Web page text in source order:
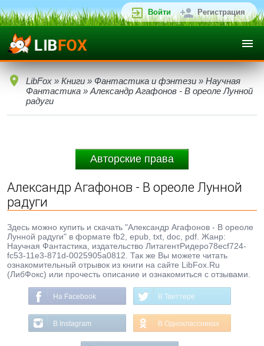
Войти Регистрация
LibFox » Книги » Фантастика и фэнтези » Научная
Фантастика » Александр Агафонов - В ореоле Лунной
радуги
Авторские права
Александр Агафонов - В ореоле Лунной
радуги
Здесь можно купить и скачать "Александр Агафонов - В ореоле
Лунной радуги" в формате fb2, epub, txt, doc, pdf. Жанр:
Научная Фантастика, издательство ЛитагентРидеро78ecf724-
fc53-11e3-871d-0025905a0812. Так же Вы можете читать
ознакомительный отрывок из книги на сайте LibFox.Ru
(ЛибФокс) или прочесть описание и ознакомиться с отзывами.
На Facebook В Твиттере
В Instagram В Одноклассниках